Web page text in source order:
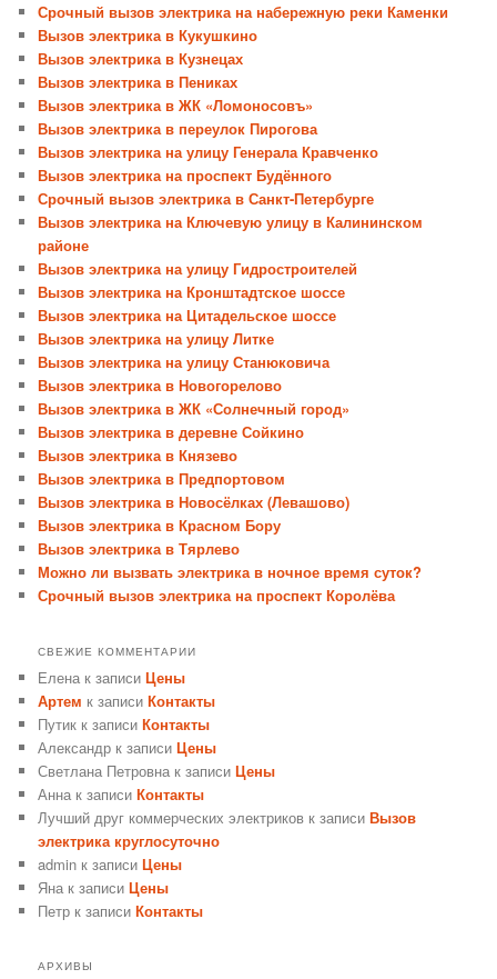
Срочный вызов электрика на набережную реки Каменки
Вызов электрика в Кукушкино
Вызов электрика в Кузнецах
Вызов электрика в Пениках
Вызов электрика в ЖК «Ломоносовъ»
Вызов электрика в переулок Пирогова
Вызов электрика на улицу Генерала Кравченко
Вызов электрика на проспект Будённого
Срочный вызов электрика в Санкт-Петербурге
Вызов электрика на Ключевую улицу в Калининском
районе
Вызов электрика на улицу Гидростроителей
Вызов электрика на Кронштадтское шоссе
Вызов электрика на Цитадельское шоссе
Вызов электрика на улицу Литке
Вызов электрика на улицу Станюковича
Вызов электрика в Новогорелово
Вызов электрика в ЖК «Солнечный город»
Вызов электрика в деревне Сойкино
Вызов электрика в Князево
Вызов электрика в Предпортовом
Вызов электрика в Новосёлках (Левашово)
Вызов электрика в Красном Бору
Вызов электрика в Тярлево
Можно ли вызвать электрика в ночное время суток?
Срочный вызов электрика на проспект Королёва
СВЕЖИЕ КОММЕНТАРИИ
Елена к записиЦены
Артем к записиКонтакты
Путик к записиКонтакты
Александр к записиЦены
Светлана Петровна к записиЦены
Анна к записиКонтакты
Лучший друг коммерческих электриков к записиВызов
электрика круглосуточно
admin к записиЦены
Яна к записиЦены
Петр к записиКонтакты
АРХИВЫ